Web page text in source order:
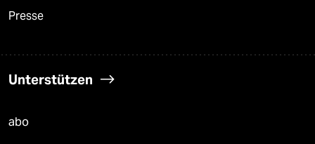
Presse
Unterstützen
abo